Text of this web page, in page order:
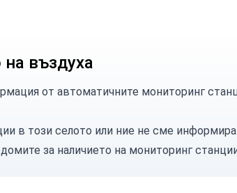
въздуха
от автоматичните мониторинг
в този селото или ние не сме
за наличието на мониторинг